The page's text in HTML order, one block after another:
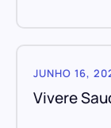
JUNHO 16,
Vivere